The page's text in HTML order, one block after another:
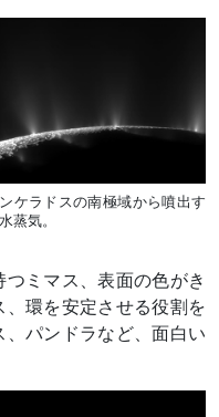
ケラドスの南極域から噴出す
蒸気。
ミマス、表面の色がき
環を安定させる役割を
パンドラなど、面白い